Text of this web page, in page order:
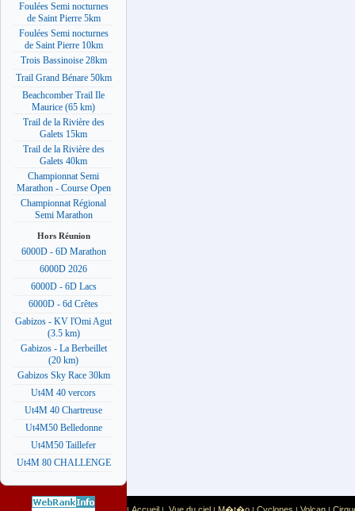
Foulées Semi nocturnes
de Saint Pierre 5km
Foulées Semi nocturnes
de Saint Pierre 10km
Trois Bassinoise 28km
Trail Grand Bénare 50km
Beachcomber Trail Ile
Maurice (65 km)
Trail de la Rivière des
Galets 15km
Trail de la Rivière des
Galets 40km
Championnat Semi
Marathon - Course Open
Championnat Régional
Semi Marathon
Hors Réunion
6000D - 6D Marathon
6000D 2026
6000D - 6D Lacs
6000D - 6d Crêtes
Gabizos - KV l'Omi Agut
(3.5 km)
Gabizos - La Berbeillet
(20 km)
Gabizos Sky Race 30km
Ut4M 40 vercors
Ut4M 40 Chartreuse
Ut4M50 Belledonne
Ut4M50 Taillefer
Ut4M 80 CHALLENGE